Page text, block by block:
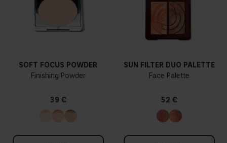
SOFT FOCUS POWDER
Finishing Powder
39 €
SUN FILTER DUO PALETTE
Face Palette
52 €